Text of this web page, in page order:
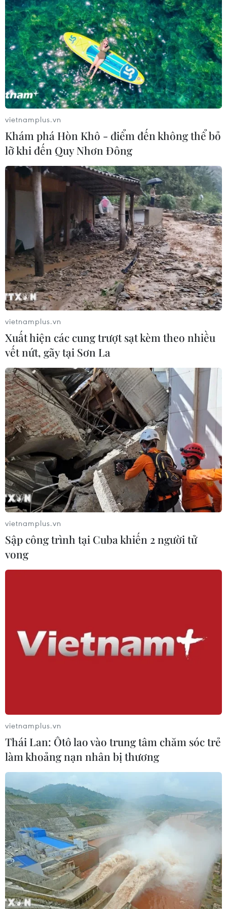
TIN CÙNG CHUYÊN MỤC
Liên hợp quốc kêu gọi chấm dứt tấn
công dân thường trong xung đột
vietnamplus.vn
Khám phá Hòn Khô - điểm đến không thể bỏ
lỡ khi đến Quy Nhơn Đông
vietnamplus.vn
Xuất hiện các cung trượt sạt kèm theo nhiều
vết nứt, gãy tại Sơn La
vietnamplus.vn
Sập công trình tại Cuba khiến 2 người tử
vong
vietnamplus.vn
Thái Lan: Ôtô lao vào trung tâm chăm sóc trẻ
làm khoảng nạn nhân bị thương